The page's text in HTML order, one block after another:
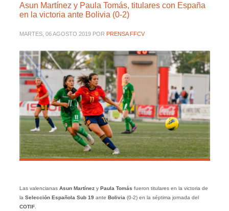
Asun Martínez y Paula Tomás, titulares con España
en la victoria ante Bolivia (0-2)
MARTES, 06 AGOSTO 2019 POR PRENSA FFCV
Las valencianas Asun Martínezy Paula Tomás fueron titulares en la victoria de
la Selección Española Sub 19 ante Bolivia (0-2) en la séptima jornada del
COTIF.